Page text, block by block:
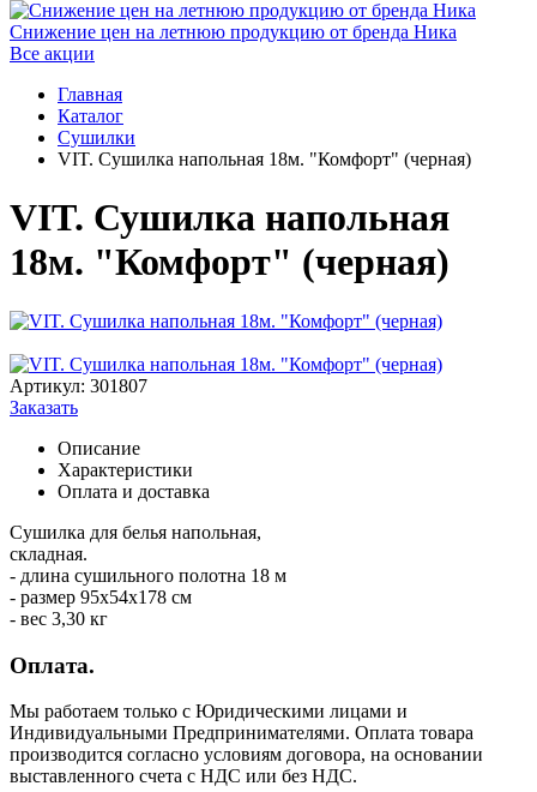
Снижение цен на летнюю продукцию от бренда Ника
Все акции
Главная
Каталог
Сушилки
VIT. Сушилка напольная 18м. "Комфорт" (черная)
VIT. Сушилка напольная
18м. "Комфорт" (черная)
Артикул: 301807
Заказать
Описание
Характеристики
Оплата и доставка
Сушилка для белья напольная,
складная.
- длина сушильного полотна 18 м
- размер 95х54х178 см
- вес 3,30 кг
Оплата.
Мы работаем только с Юридическими лицами и
Индивидуальными Предпринимателями. Оплата товара
производится согласно условиям договора, на основании
выставленного счета с НДС или без НДС.